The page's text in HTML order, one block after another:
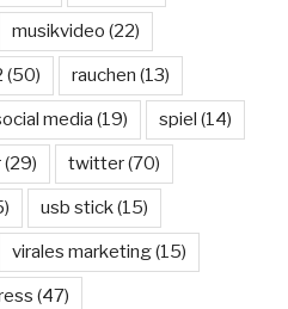
musikvideo (22)
(50) rauchen (13)
media (19) spiel (14)
(29) twitter(70)
usb stick(15)
virales marketing(15)
(47)